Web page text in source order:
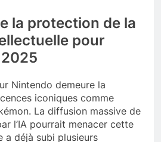
la protection de la
pour
Nintendo demeure la
iconiques comme
La diffusion massive de
l’IA pourrait menacer cette
a déjà subi plusieurs